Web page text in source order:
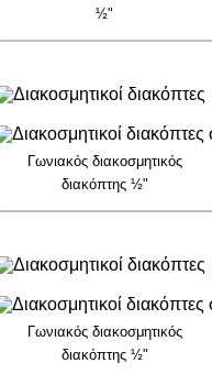
½"
Γωνιακός διακοσμητικός
διακόπτης ½"
Γωνιακός διακοσμητικός
διακόπτης ½"